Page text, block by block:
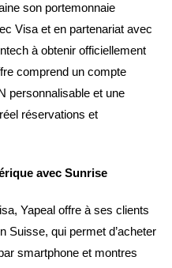
son portemonnaie
Visa et en partenariat avec
à obtenir officiellement
comprend un compte
personnalisable et une
réservations et
avec Sunrise
Yapeal offre à ses clients
Suisse, qui permet d’acheter
smartphone et montres